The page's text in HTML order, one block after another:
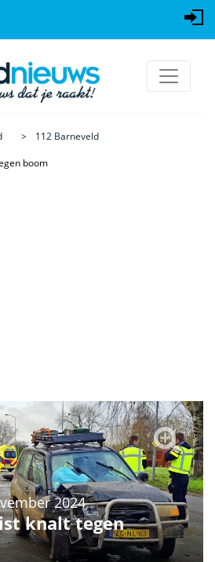
112 Barneveld
boom
2024
knalt tegen